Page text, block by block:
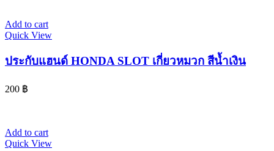
Add to cart
Quick View
ประกับแฮนด์ HONDA SLOT เกี่ยวหมวก สีน้ำเงิน
200 ฿
Add to cart
Quick View